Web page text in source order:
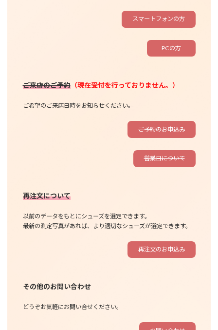
スマートフォンの方
PCの方
ご来店のご予約（現在受付を行っておりません。）
ご希望のご来店日時をお知らせください。
ご予約のお申込み
営業日について
再注文について
以前のデータをもとにシューズを選定できます。
最新の測定写真があれば、より適切なシューズが選定できます。
再注文のお申込み
その他のお問い合わせ
どうぞお気軽にお問い合せください。